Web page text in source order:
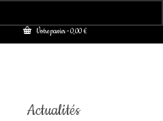
Votre panier-0,00€
Actualités